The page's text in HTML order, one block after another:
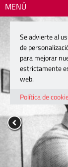
MENÚ
Se advierte al
de
para mejorar
estrictamente
web.
Política de